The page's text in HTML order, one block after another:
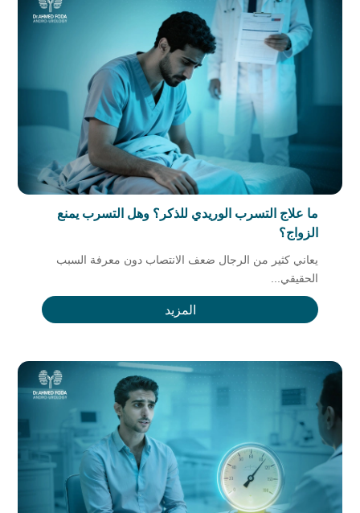
ما علاج التسرب الوريدي للذكر؟ وهل التسرب يمنع
الزواج؟
يعاني كثير من الرجال ضعف الانتصاب دون معرفة السبب
الحقيقي...
المزيد